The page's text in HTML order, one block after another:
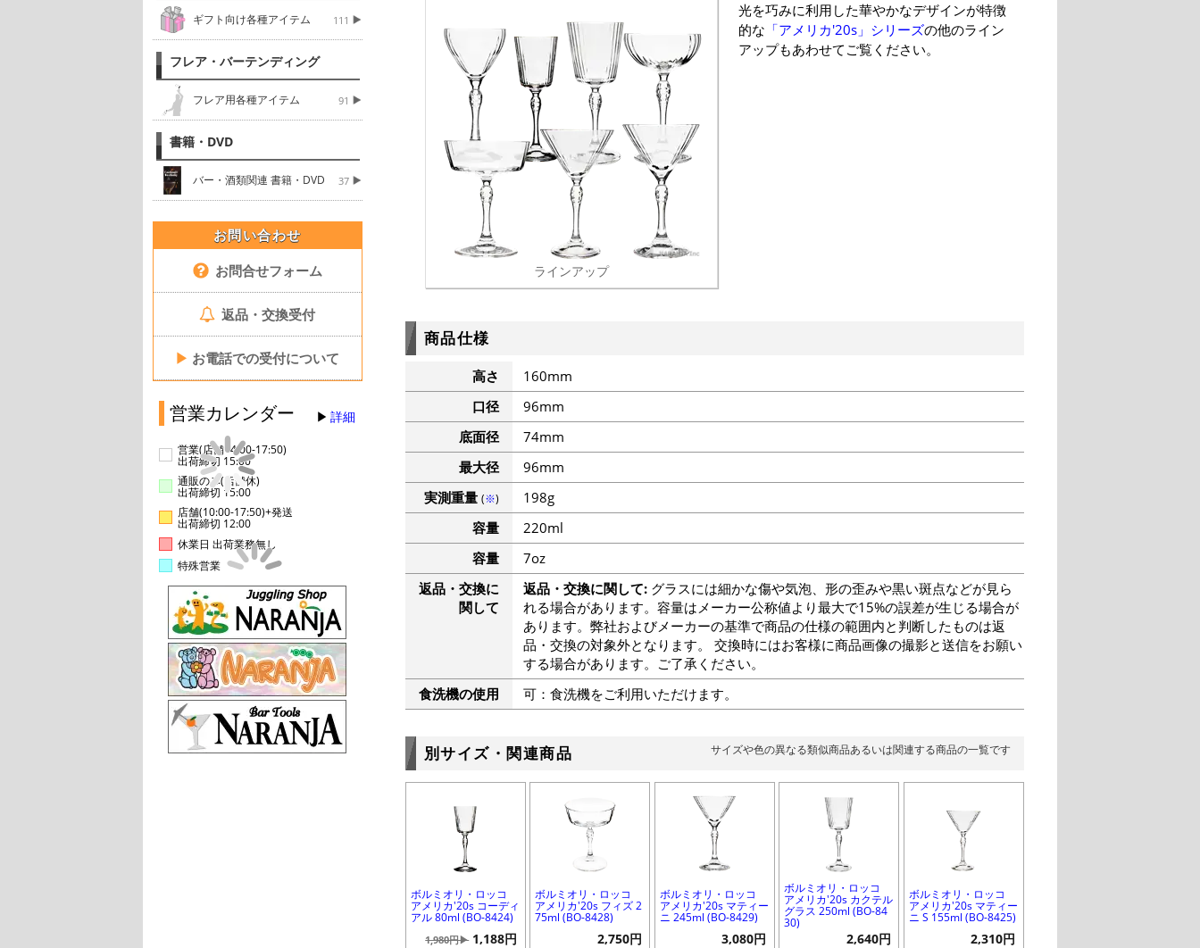
ギフト向け各種アイテム 111
フレア・バーテンディング
フレア用各種アイテム 91
書籍・DVD
バー・酒類関連 書籍・DVD 37
お問い合わせ
お問合せフォーム
返品・交換受付
▶ お電話での受付について
営業カレンダー 詳細
営業(店舗14:00-17:50)
出荷締切 15:00
通販のみ(店舗休)
出荷締切 15:00
店舗(10:00-17:50)+発送
出荷締切 12:00
休業日 出荷業務無し
特殊営業
ラインアップ
光を巧みに利用した華やかなデザインが特徴
的な 「アメリカ'20s」シリーズの他のライン
アップもあわせてご覧ください。
商品仕様
高さ
160mm
口径
96mm
底面径
74mm
最大径
96mm
実測重量 (※)
198g
容量
220ml
容量
7oz
返品・交換に
関して
返品・交換に関して:グラスには細かな傷や気泡、形の歪みや黒い斑点などが見ら
れる場合があります。容量はメーカー公称値より最大で15%の誤差が生じる場合が
あります。弊社およびメーカーの基準で商品の仕様の範囲内と判断したものは返
品・交換の対象外となります。 交換時にはお客様に商品画像の撮影と送信をお願い
する場合があります。ご了承ください。
食洗機の使用
可：食洗機をご利用いただけます。
別サイズ・関連商品 サイズや色の異なる類似商品あるいは関連する商品の一覧です
ボルミオリ・ロッコ
アメリカ'20s コーディ
アル 80ml (BO-8424)
1,980円▶ 1,188円
ボルミオリ・ロッコ
アメリカ'20s フィズ 2
75ml (BO-8428)
2,750円
ボルミオリ・ロッコ
アメリカ'20s マティー
ニ 245ml (BO-8429)
3,080円
ボルミオリ・ロッコ
アメリカ'20s カクテル
グラス 250ml (BO-84
30)
2,640円
ボルミオリ・ロッコ
アメリカ'20s マティー
ニ S 155ml (BO-8425)
2,310円